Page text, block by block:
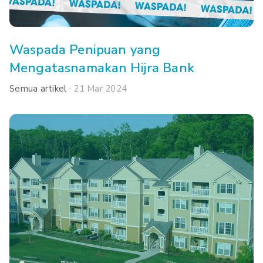
Waspada Penipuan yang
Mengatasnamakan Hijra Bank
Semua artikel 21 Mar 2024